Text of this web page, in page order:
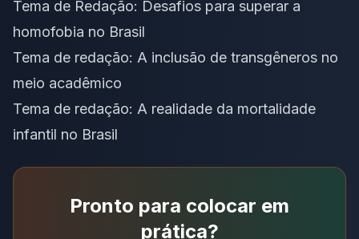
Tema de Redação: Desafios para superar a
homofobia no Brasil
Tema de redação: A inclusão de transgêneros no
meio acadêmico
Tema de redação: A realidade da mortalidade
infantil no Brasil
Pronto para colocar em
prática?